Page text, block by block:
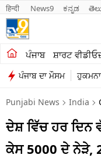
हिन्दी News9 ಕನ್ನಡ
ਪੰਜਾਬ ਸ਼ਾਰਟ
ਪੰਜਾਬ ਦਾ ਮੌਸਮ
ਖੇਤੀਬਾੜੀ
ਸ਼ਾਰਟ ਵੀਡੀਓਜ਼
ਕਾਰੋਬਾਰ
ਕਰਿਅਰ
Punjabi News India
ਦੇਸ਼ ਵਿੱਚ ਹਰ ਦਿਨ
ਕੇਸ 5000 ਦੇ ਨੇੜੇ,